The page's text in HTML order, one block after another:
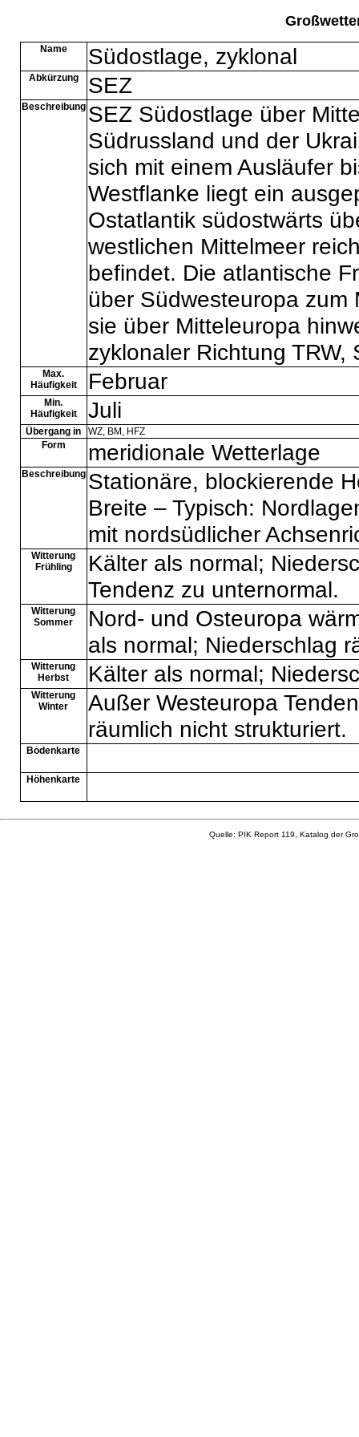
Name Südostlage, zyklonal
Abkürzung SEZ
Beschreibung SEZ Südostlage über
Südrussland und der
sich mit einem Ausläufer
Westflanke liegt ein
Ostatlantik südostwärts
westlichen Mittelmeer
befindet. Die atlantische
über Südwesteuropa zum
sie über Mitteleuropa
zyklonaler Richtung
Max.
Häufigkeit
Februar
Min.
Häufigkeit
Juli
Übergang in WZ, BM , HFZ
Form
meridionale Wetterlage
Beschreibung Stationäre, blockierende
Breite – Typisch:
mit nordsüdlicher
Witterung
Frühling
Kälter als normal;
Tendenz zu unternormal.
Witterung
Sommer
Nord- und Osteuropa
als normal; Niederschlag
Witterung
Herbst
Kälter als normal;
Witterung
Winter
Außer Westeuropa
räumlich nicht strukturiert.
Bodenkarte
Höhenkarte
Quelle: PIK Report 119, Katalog der